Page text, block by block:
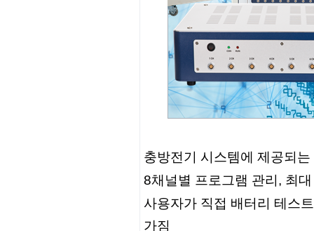
충방전기 시스템에 제공되
8채널별 프로그램 관리, 최
사용자가 직접 배터리 테스
가짐